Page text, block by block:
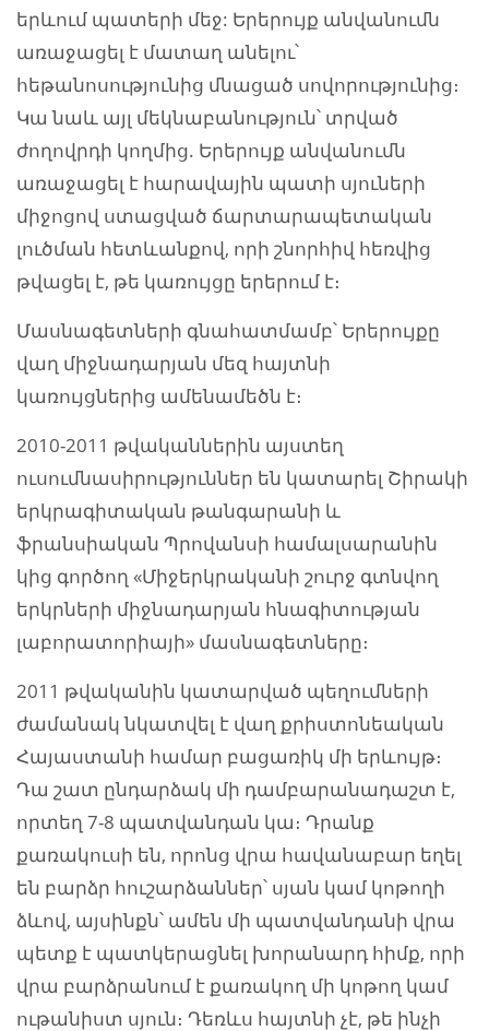
երևում պատերի մեջ: Երերույք անվանումն
առաջացել է մատաղ անելու՝
հեթանոսությունից մնացած սովորությունից։
Կա նաև այլ մեկնաբանություն՝ տրված
ժողովրդի կողմից. Երերույք անվանումն
առաջացել է հարավային պատի սյուների
միջոցով ստացված ճարտարապետական
լուծման հետևանքով, որի շնորհիվ հեռվից
թվացել է, թե կառույցը երերում է։
Մասնագետների գնահատմամբ՝ Երերույքը
վաղ միջնադարյան մեզ հայտնի
կառույցներից ամենամեծն է։
2010-2011 թվականներին այստեղ
ուսումնասիրություններ են կատարել Շիրակի
երկրագիտական թանգարանի և
ֆրանսիական Պրովանսի համալսարանին
կից գործող «Միջերկրականի շուրջ գտնվող
երկրների միջնադարյան հնագիտության
լաբորատորիայի» մասնագետները։
2011 թվականին կատարված պեղումների
ժամանակ նկատվել է վաղ քրիստոնեական
Հայաստանի համար բացառիկ մի երևույթ։
Դա շատ ընդարձակ մի դամբարանադաշտ է,
որտեղ 7-8 պատվանդան կա։ Դրանք
քառակուսի են, որոնց վրա հավանաբար եղել
են բարձր հուշարձաններ՝ սյան կամ կոթողի
ձևով, այսինքն՝ ամեն մի պատվանդանի վրա
պետք է պատկերացնել խորանարդ հիմք, որի
վրա բարձրանում է քառակող մի կոթող կամ
ութանիստ սյուն։ Դեռևս հայտնի չէ, թե ինչի